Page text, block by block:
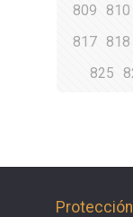
809
810
817 818
825